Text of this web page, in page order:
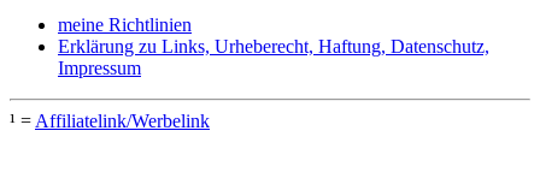
meine Richtlinien
Erklärung zu Links, Urheberecht, Haftung, Datenschutz,
Impressum
¹ = Affiliatelink/Werbelink